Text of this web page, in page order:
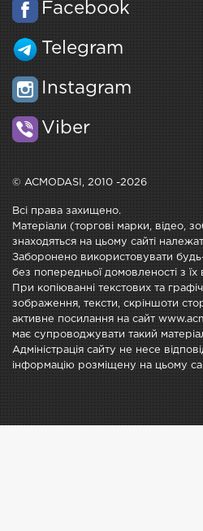
Facebook
Telegram
Instagram
Viber
© ACMODASI, 2010 -2026
Всі права захищено.
Матеріали (торгові марки, відео,
знаходяться на цьому сайті
Заборонено використовувати будь-
без попередньої домовленості з їх
При копіюванні текстових та
зображення, тексти, скріншоти
активне посилання на сайт
має супроводжувати такий
Адміністрація сайту не несе
інформацію розміщену на цьому